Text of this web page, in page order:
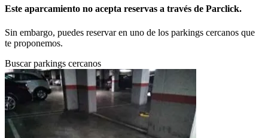
Este aparcamiento no acepta reservas a través de Parclick.
Sin embargo, puedes reservar en uno de los parkings cercanos que
te proponemos.
Buscar parkings cercanos